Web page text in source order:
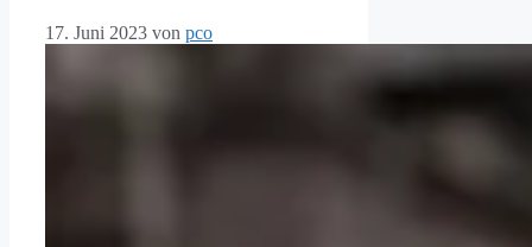
17. Juni 2023 von pco